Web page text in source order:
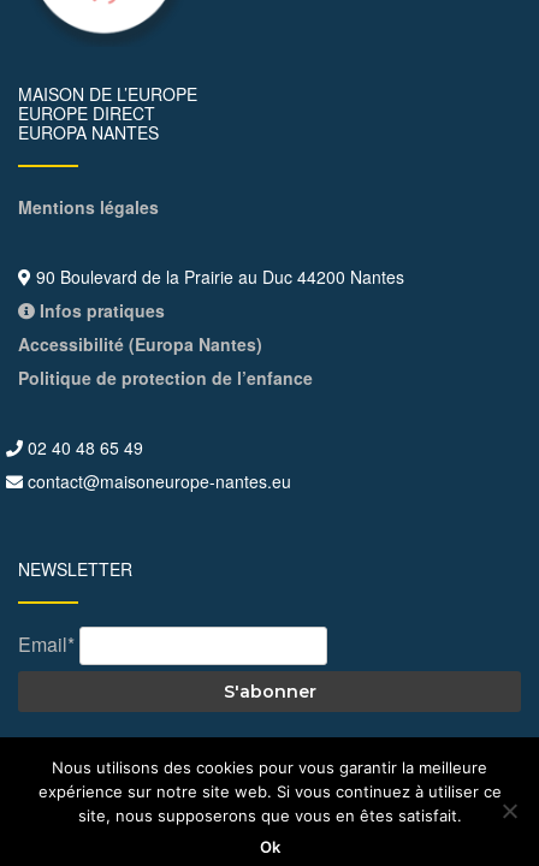
MAISON DE L’EUROPE
EUROPE DIRECT
EUROPA NANTES
Mentions légales
90 Boulevard de la Prairie au Duc 44200 Nantes
Infos pratiques
Accessibilité (Europa Nantes)
Politique de protection de l’enfance
02 40 48 65 49
contact@maisoneurope-nantes.eu
NEWSLETTER
Email*
© All Right Reserved 2026 Maison de l'Europe – Nantes
Nous utilisons des cookies pour vous garantir la meilleure
expérience sur notre site web. Si vous continuez à utiliser ce
site, nous supposerons que vous en êtes satisfait.
Ok